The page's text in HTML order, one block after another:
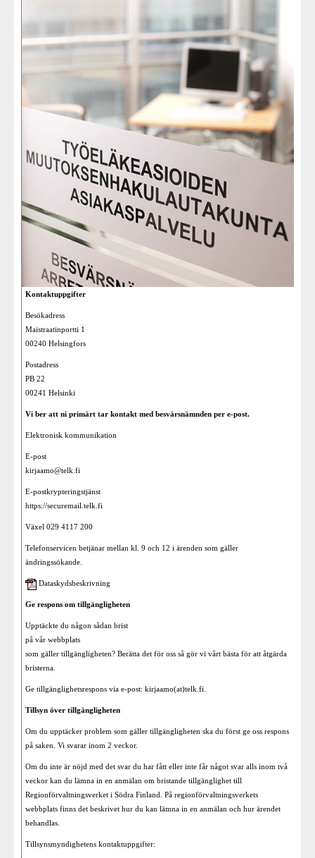
Kontaktuppgifter
Besökadress
Maistraatinportti 1
00240 Helsingfors
Postadress
PB 22
00241 Helsinki
Vi ber att ni primärt tar kontakt med besvärsnämnden per e-post.
Elektronisk kommunikation
E-post
kirjaamo@telk.fi
E-postkrypteringstjänst
https://securemail.telk.fi
Växel 029 4117 200
Telefonservicen betjänar mellan kl. 9 och 12 i ärenden som gäller
ändringssökande.
Dataskydsbeskrivning
Ge respons om tillgängligheten
Upptäckte du någon sådan brist
på vår webbplats
som gäller tillgängligheten? Berätta det för oss så gör vi vårt bästa för att åtgärda
bristerna.
Ge tillgänglighetsrespons via e-post: kirjaamo(at)telk.fi.
Tillsyn över tillgängligheten
Om du upptäcker problem som gäller tillgängligheten ska du först ge oss respons
på saken. Vi svarar inom 2 veckor.
Om du inte är nöjd med det svar du har fått eller inte får något svar alls inom två
veckor kan du lämna in en anmälan om bristande tillgänglighet till
Regionförvaltningsverket i Södra Finland. På regionförvaltningsverkets
webbplats finns det beskrivet hur du kan lämna in en anmälan och hur ärendet
behandlas.
Tillsynsmyndighetens kontaktuppgifter: